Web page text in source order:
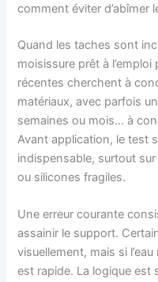
comment éviter d’abîmer
Quand les taches sont
moisissure prêt à
récentes cherchent à
matériaux, avec parfois
semaines ou mois… à
Avant application, le test
indispensable, surtout
ou silicones fragiles.
Une erreur courante
assainir le support.
visuellement, mais si
est rapide. La logique est